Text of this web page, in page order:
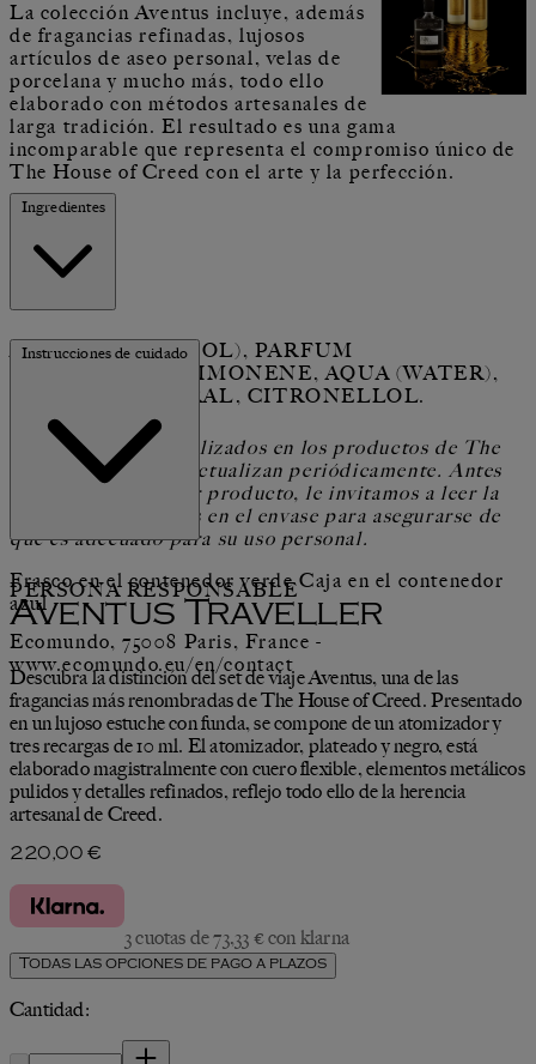
La colección Aventus incluye, además
de fragancias refinadas, lujosos
artículos de aseo personal, velas de
porcelana y mucho más, todo ello
elaborado con métodos artesanales de
larga tradición. El resultado es una gama
incomparable que representa el compromiso único de
The House of Creed con el arte y la perfección.
Ingredientes
ALCOOL (ALCOHOL), PARFUM
(FRAGRANCE), LIMONENE, AQUA (WATER),
LINALOOL, CITRAL, CITRONELLOL.
Los ingredientes utilizados en los productos de The
House of Creed se actualizan periódicamente. Antes
de utilizar cualquier producto, le invitamos a leer la
lista de ingredientes en el envase para asegurarse de
que es adecuado para su uso personal.
PERSONA RESPONSABLE
Ecomundo, 75008 Paris, France -
www.ecomundo.eu/en/contact
Instrucciones de cuidado
Frasco en el contenedor verde Caja en el contenedor
azul
Aventus Traveller
Descubra la distinción del set de viaje Aventus, una de las
fragancias más renombradas de The House of Creed. Presentado
en un lujoso estuche con funda, se compone de un atomizador y
tres recargas de 10 ml. El atomizador, plateado y negro, está
elaborado magistralmente con cuero flexible, elementos metálicos
pulidos y detalles refinados, reflejo todo ello de la herencia
artesanal de Creed.
Precio actual: 220,00 €.
220,00 €
3 cuotas de 73,33 € con klarna
Todas las opciones de pago a plazos
Cantidad:
Cantidad: